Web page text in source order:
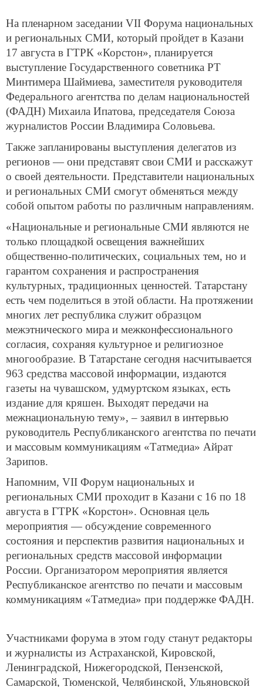
На пленарном заседании VII Форума национальных
и региональных СМИ, который пройдет в Казани
17 августа в ГТРК «Корстон», планируется
выступление Государственного советника РТ
Минтимера Шаймиева, заместителя руководителя
Федерального агентства по делам национальностей
(ФАДН) Михаила Ипатова, председателя Союза
журналистов России Владимира Соловьева.
Также запланированы выступления делегатов из
регионов — они представят свои СМИ и расскажут
о своей деятельности. Представители национальных
и региональных СМИ смогут обменяться между
собой опытом работы по различным направлениям.
«Национальные и региональные СМИ являются не
только площадкой освещения важнейших
общественно-политических, социальных тем, но и
гарантом сохранения и распространения
культурных, традиционных ценностей. Татарстану
есть чем поделиться в этой области. На протяжении
многих лет республика служит образцом
межэтнического мира и межконфессионального
согласия, сохраняя культурное и религиозное
многообразие. В Татарстане сегодня насчитывается
963 средства массовой информации, издаются
газеты на чувашском, удмуртском языках, есть
издание для кряшен. Выходят передачи на
межнациональную тему», – заявил в интервью
руководитель Республиканского агентства по печати
и массовым коммуникациям «Татмедиа» Айрат
Зарипов.
Напомним, VII Форум национальных и
региональных СМИ проходит в Казани с 16 по 18
августа в ГТРК «Корстон». Основная цель
мероприятия — обсуждение современного
состояния и перспектив развития национальных и
региональных средств массовой информации
России. Организатором мероприятия является
Республиканское агентство по печати и массовым
коммуникациям «Татмедиа» при поддержке ФАДН.
Участниками форума в этом году станут редакторы
и журналисты из Астраханской, Кировской,
Ленинградской, Нижегородской, Пензенской,
Самарской, Тюменской, Челябинской, Ульяновской